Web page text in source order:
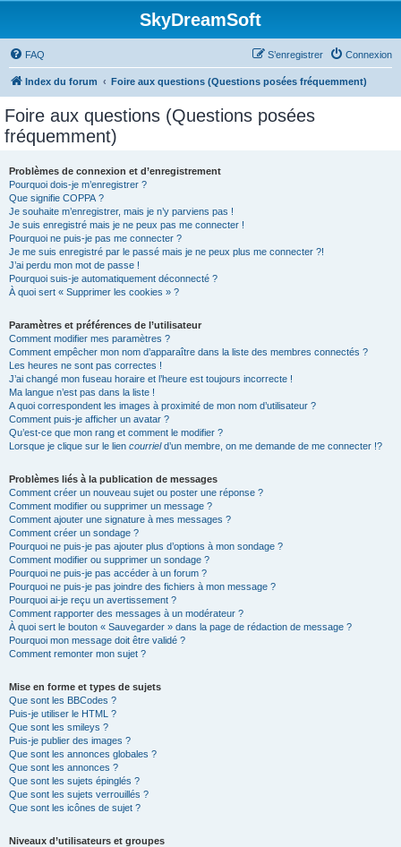
SkyDreamSoft
FAQ Connexion
S’enregistrer
Index du forum Foire aux questions (Questions posées fréquemment)
Foire aux questions (Questions posées
fréquemment)
Problèmes de connexion et d’enregistrement
Pourquoi dois-je m’enregistrer ?
Que signifie COPPA ?
Je souhaite m’enregistrer, mais je n’y parviens pas !
Je suis enregistré mais je ne peux pas me connecter !
Pourquoi ne puis-je pas me connecter ?
Je me suis enregistré par le passé mais je ne peux plus me connecter ?!
J’ai perdu mon mot de passe !
Pourquoi suis-je automatiquement déconnecté ?
À quoi sert « Supprimer les cookies » ?
Paramètres et préférences de l’utilisateur
Comment modifier mes paramètres ?
Comment empêcher mon nom d’apparaître dans la liste des membres connectés ?
Les heures ne sont pas correctes !
J’ai changé mon fuseau horaire et l’heure est toujours incorrecte !
Ma langue n’est pas dans la liste !
A quoi correspondent les images à proximité de mon nom d’utilisateur ?
Comment puis-je afficher un avatar ?
Qu’est-ce que mon rang et comment le modifier ?
Lorsque je clique sur le lien courrield’un membre, on me demande de me connecter !?
Problèmes liés à la publication de messages
Comment créer un nouveau sujet ou poster une réponse ?
Comment modifier ou supprimer un message ?
Comment ajouter une signature à mes messages ?
Comment créer un sondage ?
Pourquoi ne puis-je pas ajouter plus d’options à mon sondage ?
Comment modifier ou supprimer un sondage ?
Pourquoi ne puis-je pas accéder à un forum ?
Pourquoi ne puis-je pas joindre des fichiers à mon message ?
Pourquoi ai-je reçu un avertissement ?
Comment rapporter des messages à un modérateur ?
À quoi sert le bouton « Sauvegarder » dans la page de rédaction de message ?
Pourquoi mon message doit être validé ?
Comment remonter mon sujet ?
Mise en forme et types de sujets
Que sont les BBCodes ?
Puis-je utiliser le HTML ?
Que sont les smileys ?
Puis-je publier des images ?
Que sont les annonces globales ?
Que sont les annonces ?
Que sont les sujets épinglés ?
Que sont les sujets verrouillés ?
Que sont les icônes de sujet ?
Niveaux d’utilisateurs et groupes